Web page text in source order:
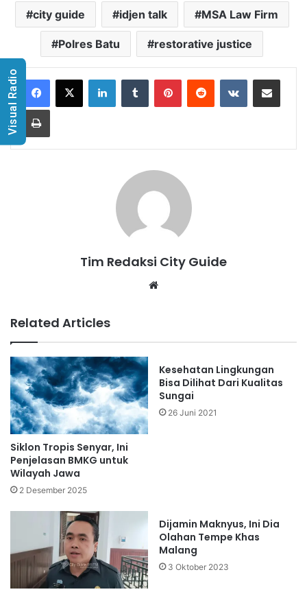
city guide idjen talk MSA Law Firm
Polres Batu restorative justice
LinkedInTumblr PinterestReddit VKontakteShare via Email
Print
Tim Redaksi City Guide
Related Articles
Siklon Tropis Senyar, Ini
Penjelasan BMKG untuk
Wilayah Jawa
2 Desember 2025
Kesehatan Lingkungan
Bisa Dilihat Dari Kualitas
Sungai
26 Juni 2021
Dijamin Maknyus, Ini Dia
Olahan Tempe Khas
Malang
3 Oktober 2023
Visual Radio